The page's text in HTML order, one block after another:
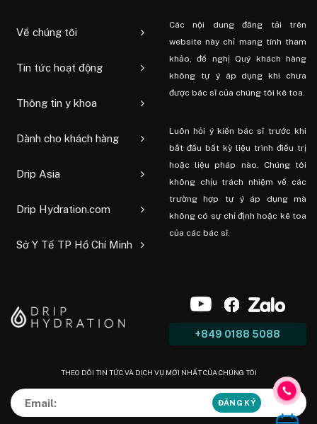
Về chúng tôi
Tin tức hoạt động
Thông tin y khoa
Dành cho khách hàng
Drip Asia
Drip Hydration.com
Sở Y Tế TP Hồ Chí Minh
Các nội dung đăng tải trên
website này chỉ mang tính tham
khảo, đề nghị Quý khách hàng
không tự ý áp dụng khi chưa
được bác sĩ của chúng tôi kê toa.
Luôn hỏi ý kiến ​​bác sĩ trước khi
bắt đầu bất kỳ liệu trình điều trị
hoặc liệu pháp nào. Chúng tôi
không chịu trách nhiệm về các
trường hợp tự ý áp dụng mà
không có sự chỉ định hoặc kê toa
của các bác sĩ.
+849 0188 5088
THEO DÕI TIN TỨC VÀ DỊCH VỤ MỚI NHẤT CỦA CHÚNG TÔI